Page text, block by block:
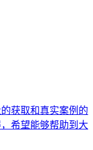
获取和真实案例的
希望能够帮助到大